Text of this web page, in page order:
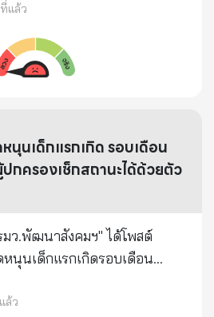
แล้ว
นุนเด็กแรกเกิด รอบเดือน
ครองเช็กสถานะได้ด้วยตัว
มว.พัฒนาสังคมฯ" ได้โพสต์
หนุนเด็กแรกเกิดรอบเดือน
อเงินอุดหนุนเด็ก จำนวน
ล้ว